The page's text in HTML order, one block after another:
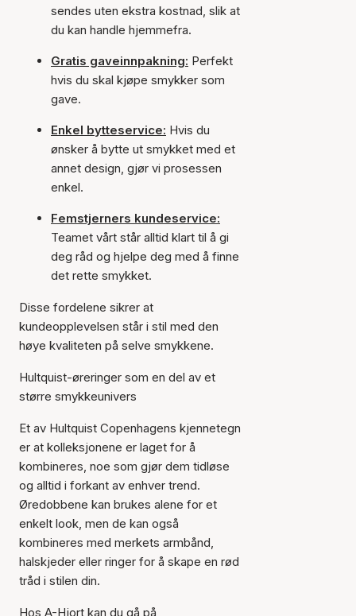
sendes uten ekstra kostnad, slik at
du kan handle hjemmefra.
Gratis gaveinnpakning: Perfekt
hvis du skal kjøpe smykker som
gave.
Enkel bytteservice: Hvis du
ønsker å bytte ut smykket med et
annet design, gjør vi prosessen
enkel.
Femstjerners kundeservice:
Teamet vårt står alltid klart til å gi
deg råd og hjelpe deg med å finne
det rette smykket.
Disse fordelene sikrer at
kundeopplevelsen står i stil med den
høye kvaliteten på selve smykkene.
Hultquist-øreringer som en del av et
større smykkeunivers
Et av Hultquist Copenhagens kjennetegn
er at kolleksjonene er laget for å
kombineres, noe som gjør dem tidløse
og alltid i forkant av enhver trend.
Øredobbene kan brukes alene for et
enkelt look, men de kan også
kombineres med merkets armbånd,
halskjeder eller ringer for å skape en rød
tråd i stilen din.
Hos A-Hjort kan du gå på